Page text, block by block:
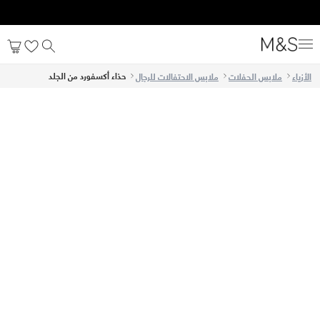
الأزياء ملابس الحفلات ملابس الاحتفالات للرجال حذاء أكسفورد من الجلد